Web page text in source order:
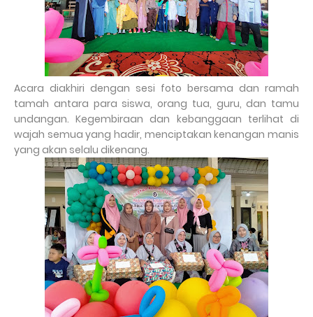
Acara diakhiri dengan sesi foto bersama dan ramah
tamah antara para siswa, orang tua, guru, dan tamu
undangan. Kegembiraan dan kebanggaan terlihat di
wajah semua yang hadir, menciptakan kenangan manis
yang akan selalu dikenang.